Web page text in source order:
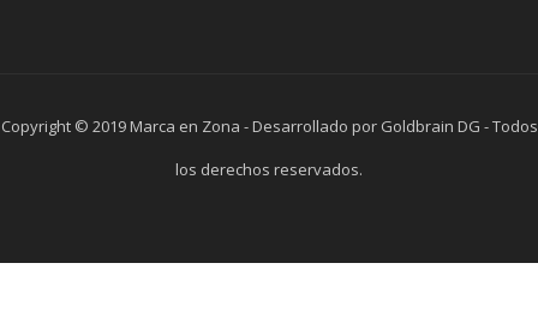
Copyright © 2019 Marca en Zona - Desarrollado por Goldbrain DG - Todos
los derechos reservados.